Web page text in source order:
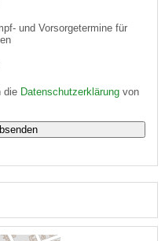
und Vorsorgetermine für
die Datenschutzerklärungvon